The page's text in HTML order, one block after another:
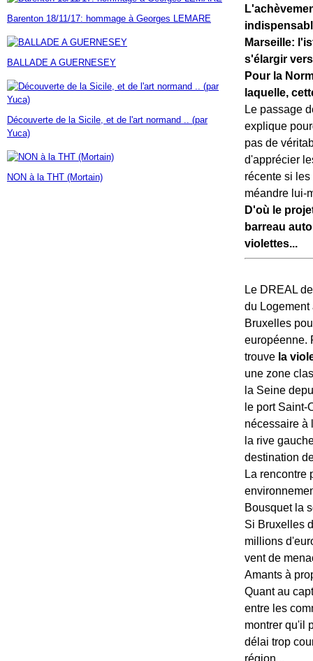
Janvier(7)
Février(9)
Janvier(18)
Mars(60)
Février(24)
Janvier(23)
Avril(14)
Mars (17)
Février(46)
Janvier (35)
Barenton 18/11/17: hommage à Georges LEMARE
BALLADE A GUERNESEY
Découverte de la Sicile, et de l'art normand .. (par
Yuca)
NON à la THT (Mortain)
Marseille:
s'élargir
Pour la
laquelle,
Le passage
explique
pas de
d'apprécier
récente si
méandre lui-
D'où le
barreau
violettes...
Le DREAL
du Logement
Bruxelles
européenne.
trouve la
une zone
la Seine
le port Saint-
nécessaire à
la rive
destination
La rencontre
Bousquet la
Si Bruxelles
millions
vent de
Amants à
Quant au
entre les
montrer qu'il
délai trop
région...